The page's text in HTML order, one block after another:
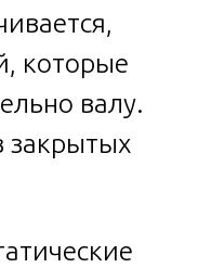
которые
валу.
закрытых